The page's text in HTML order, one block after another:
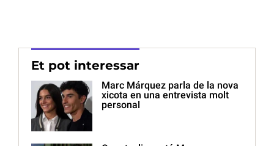
Et pot interessar
Marc Márquez parla de la nova
xicota en una entrevista molt
personal